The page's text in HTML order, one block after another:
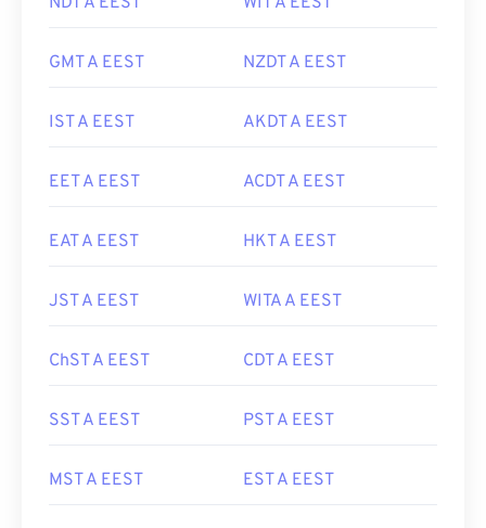
GMT A EEST NZDT A EEST
IST A EEST AKDT A EEST
EET A EEST ACDT A EEST
EAT A EEST HKT A EEST
JST A EEST WITA A EEST
ChST A EEST CDT A EEST
SST A EEST PST A EEST
MST A EEST EST A EEST